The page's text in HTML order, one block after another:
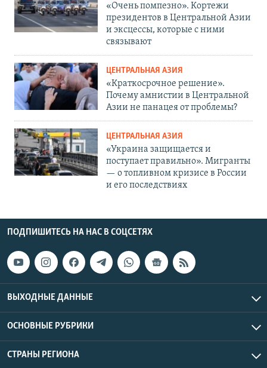
«Очень помпезно». Кортежи
президентов в Центральной Азии
и эксцессы, которые с ними
связывают
ЦЕНТРАЛЬНАЯ АЗИЯ
«Краткосрочное решение».
Почему амнистии в Центральной
Азии не панацея от проблемы?
ЦЕНТРАЛЬНАЯ АЗИЯ
«Украина защищается и
поступает правильно». Мигранты
— о топливном кризисе в России
и его последствиях
ПОДПИШИТЕСЬ НА НАС В СОЦСЕТЯХ
ВЫХОДНЫЕ ДАННЫЕ
ОСНОВНЫЕ РУБРИКИ
СТРАНЫ РЕГИОНА